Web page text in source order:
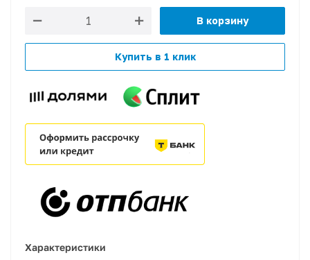
В корзину
Купить в 1 клик
Характеристики